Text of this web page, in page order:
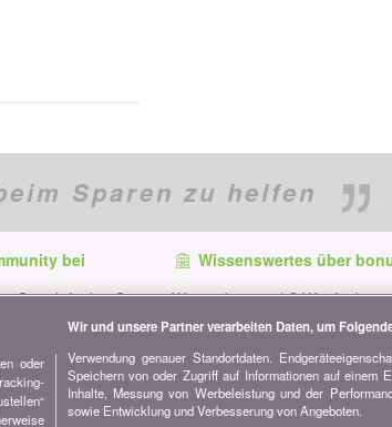
Sparen zu helfen
bei
Stand, finden Sie
Sparen auf:
Wissenswertes über
Wer ist bonus.ch? Wie
Vergleiche? Presseanfragen,
Alle Informationen über
oder
Wir und unsere Partner verarbeiten Daten, um
Verwendung genauer Standortdaten.
Speichern von oder Zugriff auf Informationen auf einem
Inhalte, Messung von Werbeleistung und der
sowie Entwicklung und Verbesserung von Angeboten.